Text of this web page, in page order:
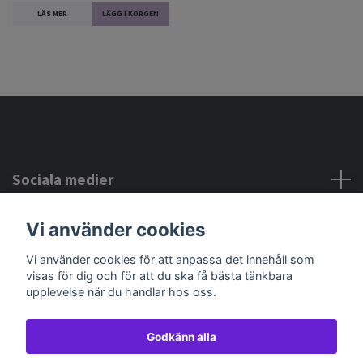
LÄS MER
Sociala medier
Kontakta oss
Vi använder cookies
Vi använder cookies för att anpassa det innehåll som
visas för dig och för att du ska få bästa tänkbara
upplevelse när du handlar hos oss.
Godkänn alla